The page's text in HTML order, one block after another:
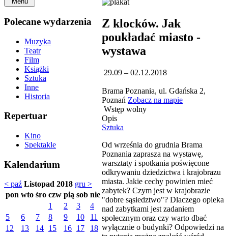
Polecane wydarzenia
Muzyka
Teatr
Film
Książki
Sztuka
Inne
Historia
Repertuar
Kino
Spektakle
Kalendarium
< paź Listopad 2018 gru >
pon wto śro czw pią sob nie
1
2 3
4
5
6 7 8 9 10
11
12
13 14 15 16 17
18
Z klocków. Jak
poukładać miasto -
wystawa
29.09 – 02.12.2018
Brama Poznania, ul. Gdańska 2,
Poznań Zobacz na mapie
Wstęp wolny
Opis
Sztuka
Od września do grudnia Brama
Poznania zaprasza na wystawę,
warsztaty i spotkania poświęcone
odkrywaniu dziedzictwa i krajobrazu
miasta. Jakie cechy powinien mieć
zabytek? Czym jest w krajobrazie
"dobre sąsiedztwo"? Dlaczego opieka
nad zabytkami jest zadaniem
społecznym oraz czy warto dbać
wyłącznie o budynki? Odpowiedzi na